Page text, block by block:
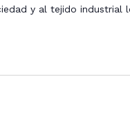
y al tejido industrial